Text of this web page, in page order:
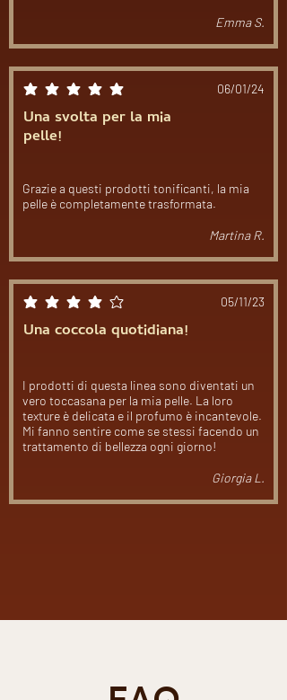
Emma S.
la valutazione media è 5 su 5 06/01/24
Una svolta per la mia
pelle!
Grazie a questi prodotti tonificanti, la mia
pelle è completamente trasformata.
Martina R.
la valutazione media è 4 su 5 05/11/23
Una coccola quotidiana!
I prodotti di questa linea sono diventati un
vero toccasana per la mia pelle. La loro
texture è delicata e il profumo è incantevole.
Mi fanno sentire come se stessi facendo un
trattamento di bellezza ogni giorno!
Giorgia L.